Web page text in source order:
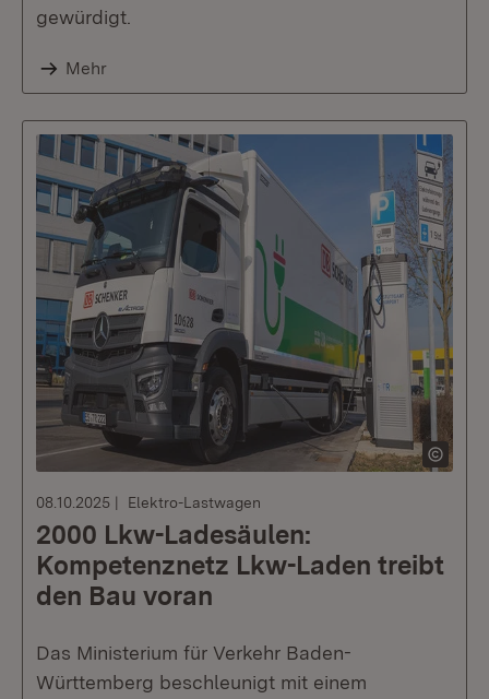
gewürdigt.
Mehr
08.10.2025 Elektro-Lastwagen
2000 Lkw-Ladesäulen:
Kompetenznetz Lkw-Laden treibt
den Bau voran
Das Ministerium für Verkehr Baden-
Württemberg beschleunigt mit einem